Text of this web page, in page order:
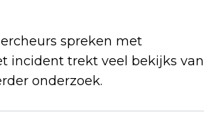
spreken met
incident trekt veel bekijks van
onderzoek.